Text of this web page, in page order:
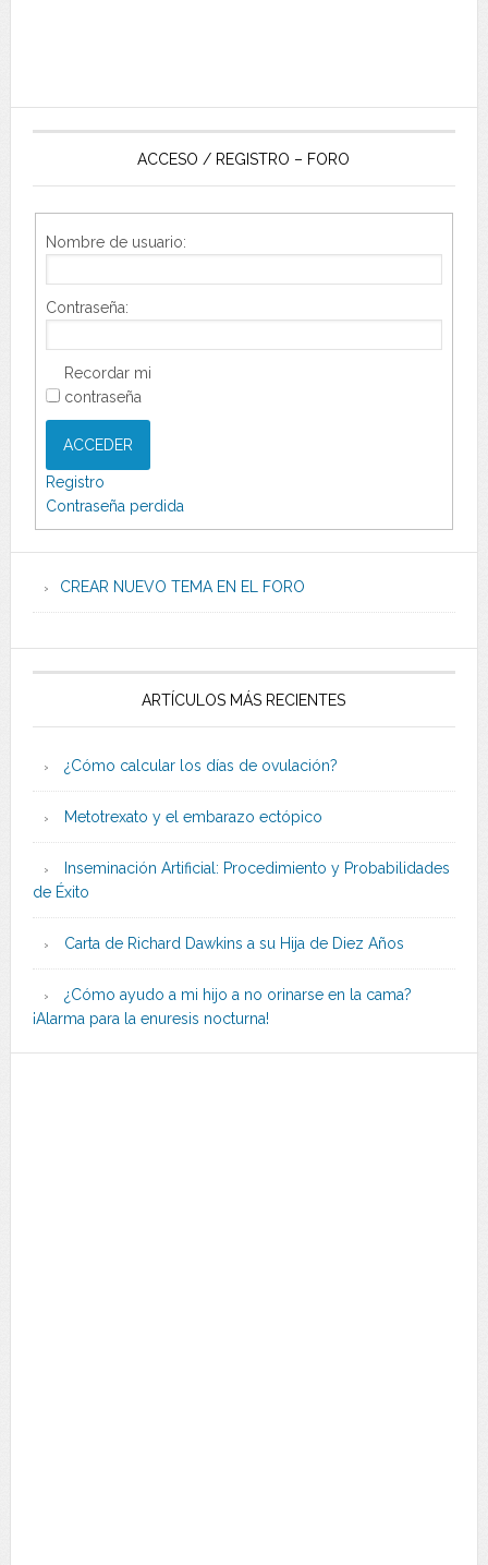
ACCESO / REGISTRO – FORO
Nombre de usuario:
Contraseña:
Recordar mi
contraseña
ACCEDER
Registro
Contraseña perdida
CREAR NUEVO TEMA EN EL FORO
ARTÍCULOS MÁS RECIENTES
¿Cómo calcular los días de ovulación?
Metotrexato y el embarazo ectópico
Inseminación Artificial: Procedimiento y Probabilidades
de Éxito
Carta de Richard Dawkins a su Hija de Diez Años
¿Cómo ayudo a mi hijo a no orinarse en la cama?
¡Alarma para la enuresis nocturna!